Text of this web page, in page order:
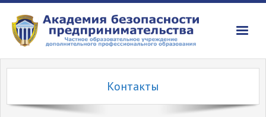
Об Академии
Контакты